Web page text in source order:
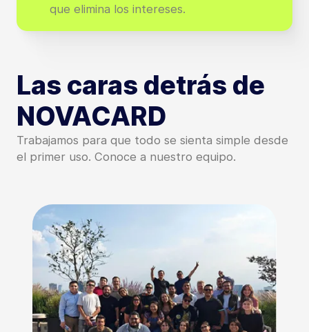
que elimina los intereses.
Las caras detrás de
NOVACARD
Trabajamos para que todo se sienta simple desde
el primer uso. Conoce a nuestro equipo.